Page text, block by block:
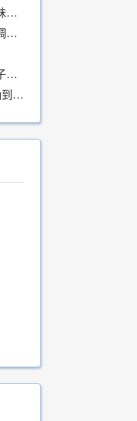
女性口臭调理方，由内而外去异味，女性体质专用！
口臭的根源找到了，用这个方子调理，21天口吐芬芳！
胃火旺口臭，猛喝这一个中药方子就好了！
口臭的克星来了！9味药方，精确到克、药食同源、安全有效，速看！